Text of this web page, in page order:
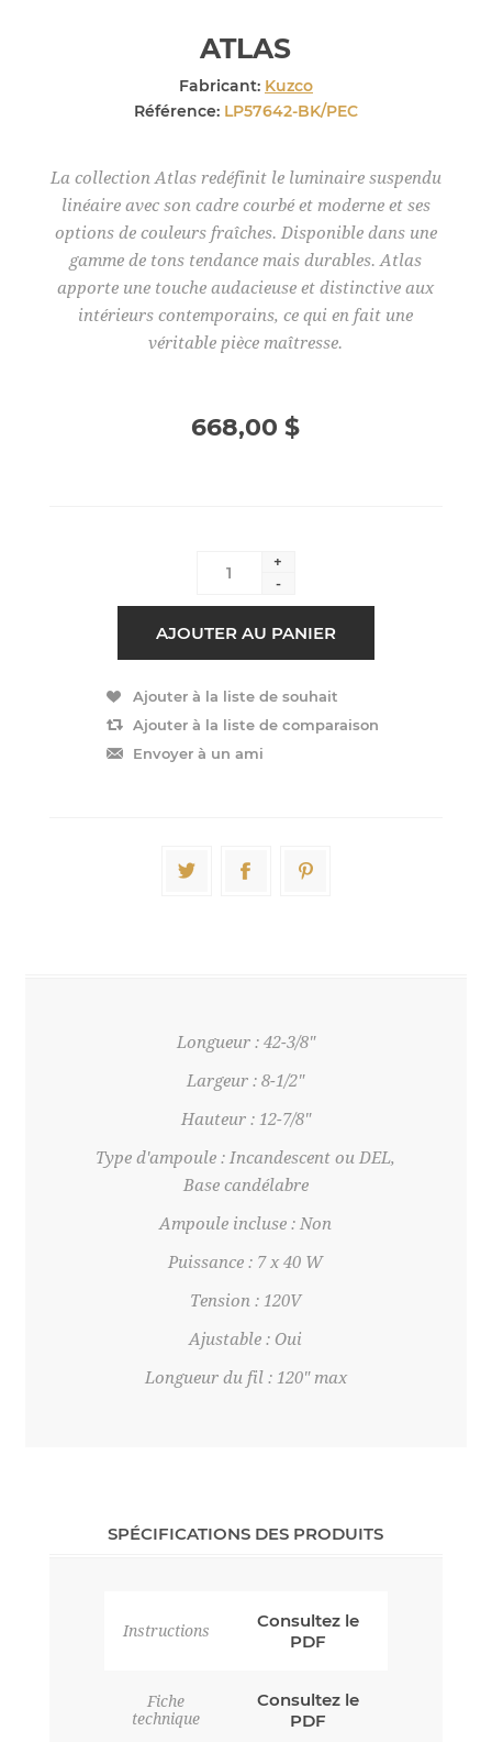
ATLAS
Fabricant: Kuzco
Référence: LP57642-BK/PEC
La collection Atlas redéfinit le luminaire suspendu
linéaire avec son cadre courbé et moderne et ses
options de couleurs fraîches. Disponible dans une
gamme de tons tendance mais durables. Atlas
apporte une touche audacieuse et distinctive aux
intérieurs contemporains, ce qui en fait une
véritable pièce maîtresse.
668,00 $
+
-
Longueur : 42-3/8"
Largeur : 8-1/2"
Hauteur : 12-7/8"
Type d'ampoule : Incandescent ou DEL,
Base candélabre
Ampoule incluse : Non
Puissance : 7 x 40 W
Tension : 120V
Ajustable : Oui
Longueur du fil : 120" max
SPÉCIFICATIONS DES PRODUITS
Instructions
Consultez le
PDF
Fiche
technique
Consultez le
PDF